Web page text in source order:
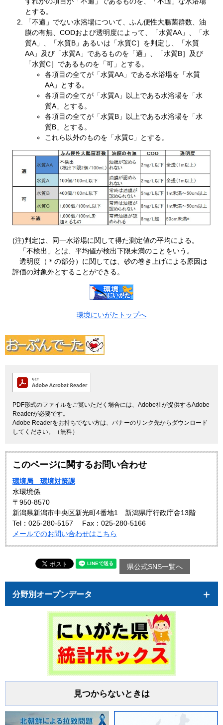
とする。
「不適」でない水浴場について、ふん便性大腸菌群数、油
膜の有無、CODおよび透明度によって、「水質AA」、「水
質A」、「水質B」あるいは「水質C］を判定し、「水質
AA」及び「水質A」であるものを「適」、「水質B］及び
「水質C］であるものを「可」とする。
各項目の全てが「水質AA」である水浴場を「水質
AA」とする。
各項目の全てが「水質A」以上である水浴場を「水
質A」とする。
各項目の全てが「水質B」以上である水浴場を「水
質B」とする。
これら以外のものを「水質C」とする。
(注)判定は、同一水浴場に関して得た測定値の平均による。
「不検出」とは、平均値が検出下限未満のことをいう。
透明度（＊の部分）に関しては、砂の巻き上げによる原因は
評価の対象外とすることができる。
環境にいがたトップへ
PDF形式のファイルをご覧いただく場合には、Adobe社が提供するAdobe
Readerが必要です。
Adobe Readerをお持ちでない方は、バナーのリンク先からダウンロード
してください。（無料）
このページに関するお問い合わせ
環境局 環境対策課
水環境係
〒950-8570
新潟県新潟市中央区新光町4番地1 新潟県庁行政庁舎13階
Tel：025-280-5157
Fax：025-280-5166
メールでのお問い合わせはこちら
県公式SNS一覧へ
分野別オープンデータ
見つからないときは